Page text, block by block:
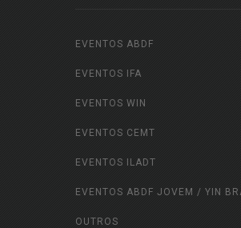
EVENTOS ABDF
EVENTOS IFA
EVENTOS WIN
EVENTOS CEMT
EVENTOS ILADT
EVENTOS ABDF JOVEM / YIN
OUTROS